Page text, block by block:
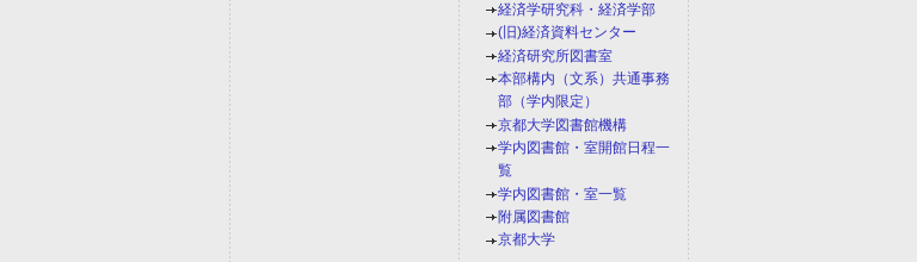
経済学研究科・経済学部
(旧)経済資料センター
経済研究所図書室
本部構内（文系）共通事務
部（学内限定）
京都大学図書館機構
学内図書館・室開館日程一
覧
学内図書館・室一覧
附属図書館
京都大学